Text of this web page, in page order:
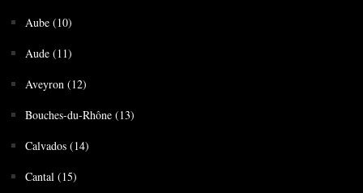
Aube (10)
Aude (11)
Aveyron (12)
Bouches-du-Rhône (13)
Calvados (14)
Cantal (15)